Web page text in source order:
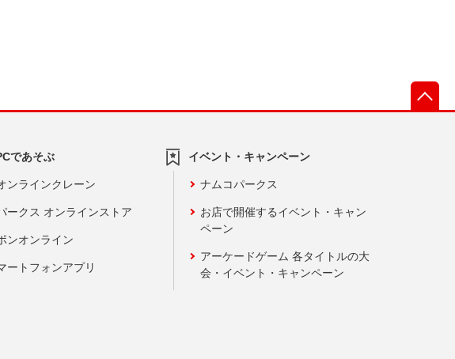
であそぶ
ンラインクレーン
ークス オンラインストア
ンオンライン
ートフォンアプリ
イベント・キャンペーン
ナムコパークス
お店で開催するイベント・キャン
ペーン
アーケードゲーム 各タイトルの大
会・イベント・キャンペーン